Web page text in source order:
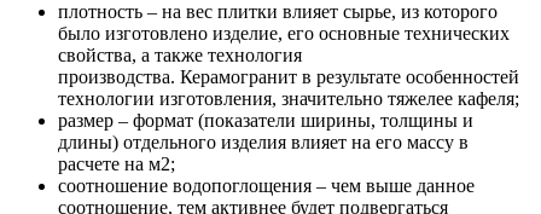
плотность – на вес плитки влияет сырье, из которого
было изготовлено изделие, его основные технических
свойства, а также технология
производства. Керамогранит в результате особенностей
технологии изготовления, значительно тяжелее кафеля;
размер – формат (показатели ширины, толщины и
длины) отдельного изделия влияет на его массу в
расчете на м2;
соотношение водопоглощения – чем выше данное
соотношение, тем активнее будет подвергаться